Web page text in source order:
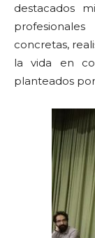
destacados
concretas,
la vida en
planteados